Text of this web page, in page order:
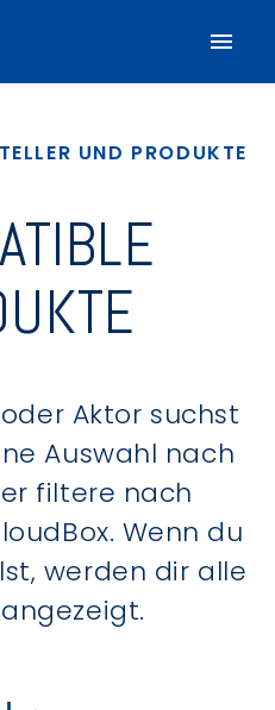
UND PRODUKTE
Aktor suchst
Auswahl nach
filtere nach
Wenn du
werden dir alle